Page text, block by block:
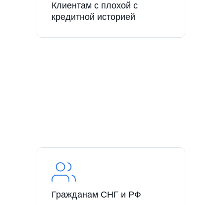
Клиентам с плохой с
кредитной историей
Гражданам СНГ и РФ